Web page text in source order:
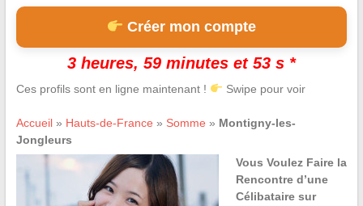
Créer mon compte
3 heures, 59 minutes et 52 s *
Ces profils sont en ligne maintenant ! Swipe pour voir
Accueil» Hauts-de-France » Somme » Montigny-les-
Jongleurs
Vous Voulez Faire la
Rencontre d’une
Célibataire sur